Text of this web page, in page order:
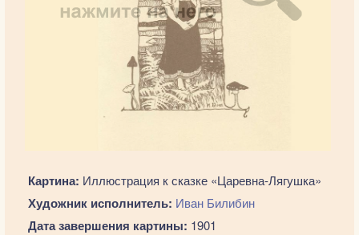
Картина: Иллюстрация к сказке «Царевна-Лягушка»
Художник исполнитель: Иван Билибин
Дата завершения картины: 1901